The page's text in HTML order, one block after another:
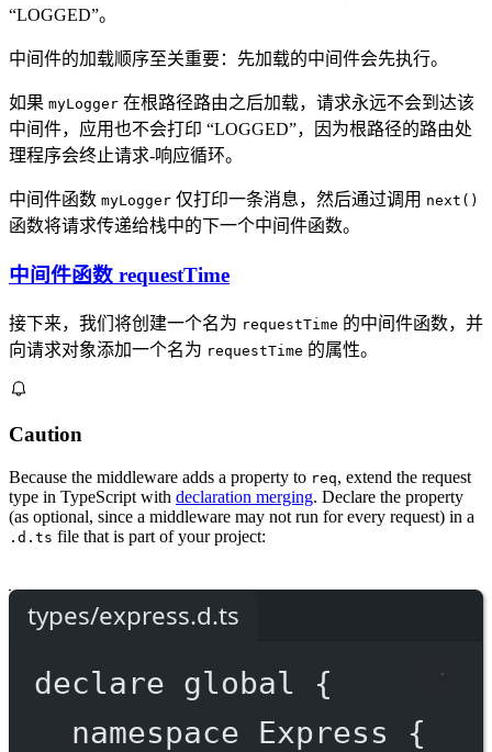
“LOGGED”。
中间件的加载顺序至关重要：先加载的中间件会先执行。
如果 myLogger 在根路径路由之后加载，请求永远不会到达该
中间件，应用也不会打印 “LOGGED”，因为根路径的路由处
理程序会终止请求-响应循环。
中间件函数 myLogger 仅打印一条消息，然后通过调用 next()
函数将请求传递给栈中的下一个中间件函数。
中间件函数 requestTime
接下来，我们将创建一个名为 requestTime 的中间件函数，并
向请求对象添加一个名为 requestTime 的属性。
Caution
Because the middleware adds a property to req, extend the request
type in TypeScript with declaration merging. Declare the property
(as optional, since a middleware may not run for every request) in a
.d.ts file that is part of your project:
types/express.d.ts
declare global {
namespace
Express {